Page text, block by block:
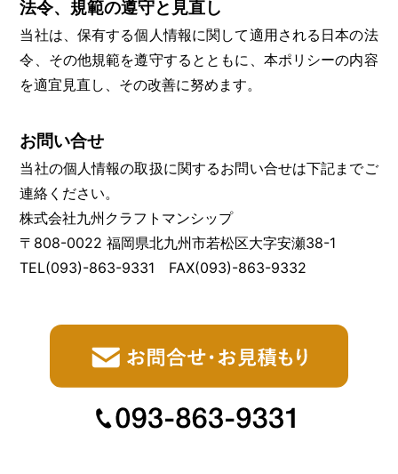
法令、規範の遵守と見直し
当社は、保有する個人情報に関して適用される日本の法
令、その他規範を遵守するとともに、本ポリシーの内容
を適宜見直し、その改善に努めます。
お問い合せ
当社の個人情報の取扱に関するお問い合せは下記までご
連絡ください。
株式会社九州クラフトマンシップ
〒808-0022 福岡県北九州市若松区大字安瀬38-1
TEL(093)-863-9331 FAX(093)-863-9332